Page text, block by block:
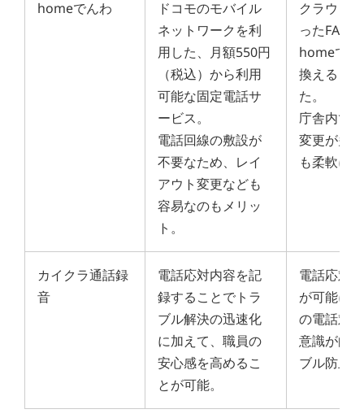
homeでんわ
ドコモのモバイル
ネットワークを利
用した、月額550円
（税込）から利用
可能な固定電話サ
ービス。
電話回線の敷設が
不要なため、レイ
アウト変更なども
容易なのもメリッ
ト。
クラウド
ったFAX
homeでん
換えるこ
た。
庁舎内で
変更が多
も柔軟に
カイクラ通話録
音
電話応対内容を記
録することでトラ
ブル解決の迅速化
に加えて、職員の
安心感を高めるこ
とが可能。
電話応対
が可能に
の電話対
意識が向
ブル防止